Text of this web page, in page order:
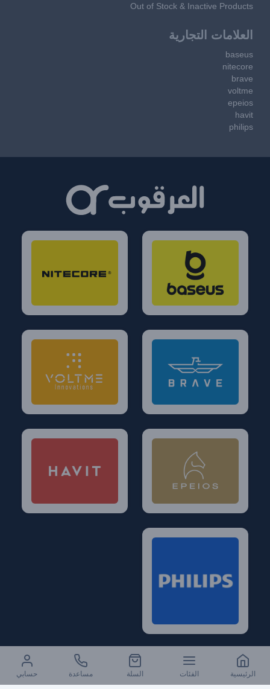
الرئيسية الفئات السلة مساعدة حسابي
Out of Stock & Inactive Products
العلامات التجارية
baseus
nitecore
brave
voltme
epeios
havit
philips